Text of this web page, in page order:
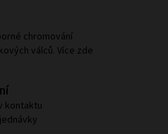
chromování
válců. Více zde
kontaktu